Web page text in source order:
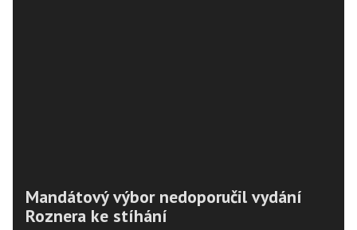
Mandátový výbor nedoporučil vydání
Roznera ke stíhání